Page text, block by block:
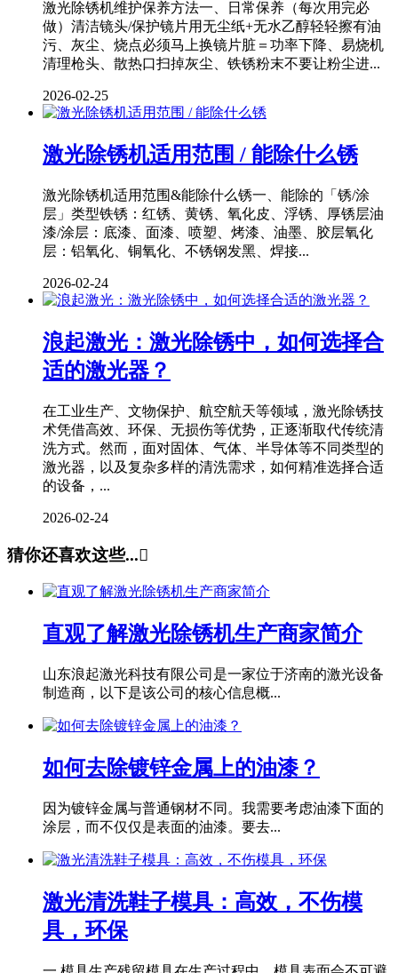
激光除锈机维护保养方法一、日常保养（每次用完必
做）清洁镜头/保护镜片用无尘纸+无水乙醇轻轻擦有油
污、灰尘、烧点必须马上换镜片脏＝功率下降、易烧机
清理枪头、散热口扫掉灰尘、铁锈粉末不要让粉尘进...
2026-02-25
激光除锈机适用范围 / 能除什么锈
激光除锈机适用范围&能除什么锈一、能除的「锈/涂
层」类型铁锈：红锈、黄锈、氧化皮、浮锈、厚锈层油
漆/涂层：底漆、面漆、喷塑、烤漆、油墨、胶层氧化
层：铝氧化、铜氧化、不锈钢发黑、焊接...
2026-02-24
浪起激光：激光除锈中，如何选择合
适的激光器？
在工业生产、文物保护、航空航天等领域，激光除锈技
术凭借高效、环保、无损伤等优势，正逐渐取代传统清
洗方式。然而，面对固体、气体、半导体等不同类型的
激光器，以及复杂多样的清洗需求，如何精准选择合适
的设备，...
2026-02-24
猜你还喜欢这些...
直观了解激光除锈机生产商家简介
山东浪起激光科技有限公司是一家位于济南的激光设备
制造商，以下是该公司的核心信息概...
如何去除镀锌金属上的油漆？
因为镀锌金属与普通钢材不同。我需要考虑油漆下面的
涂层，而不仅仅是表面的油漆。要去...
激光清洗鞋子模具：高效，不伤模
具，环保